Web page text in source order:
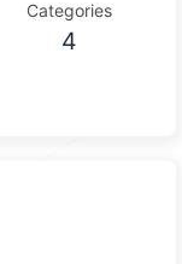
Categories
4